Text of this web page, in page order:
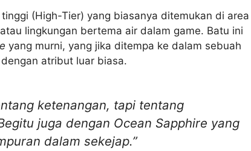
(High-Tier) yang biasanya ditemukan di area
lingkungan bertema air dalam game. Batu ini
yang murni, yang jika ditempa ke dalam sebuah
atribut luar biasa.
ketenangan, tapi tentang
juga dengan Ocean Sapphire yang
dalam sekejap.”